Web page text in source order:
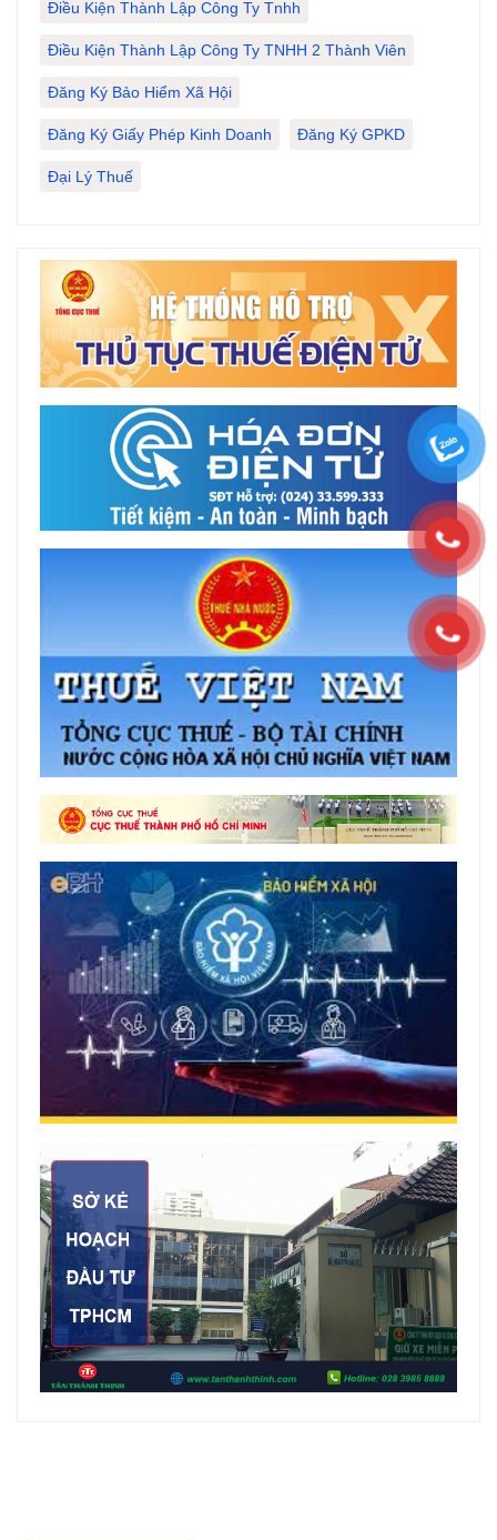
Điều Kiện Thành Lập Công Ty Tnhh
Điều Kiện Thành Lập Công Ty TNHH 2 Thành Viên
Đăng Ký Bảo Hiểm Xã Hội
Đăng Ký Giấy Phép Kinh Doanh Đăng Ký GPKD
Đại Lý Thuế